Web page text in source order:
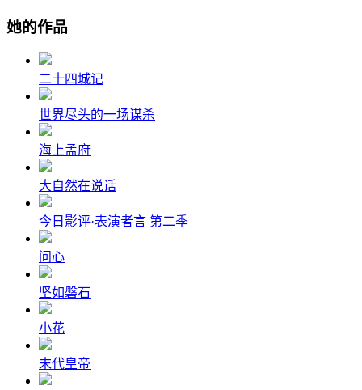
她的作品
二十四城记
世界尽头的一场谋杀
海上孟府
大自然在说话
今日影评·表演者言 第二季
问心
坚如磐石
小花
末代皇帝